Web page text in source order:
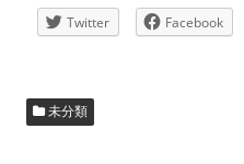
Twitter Facebook
未分類